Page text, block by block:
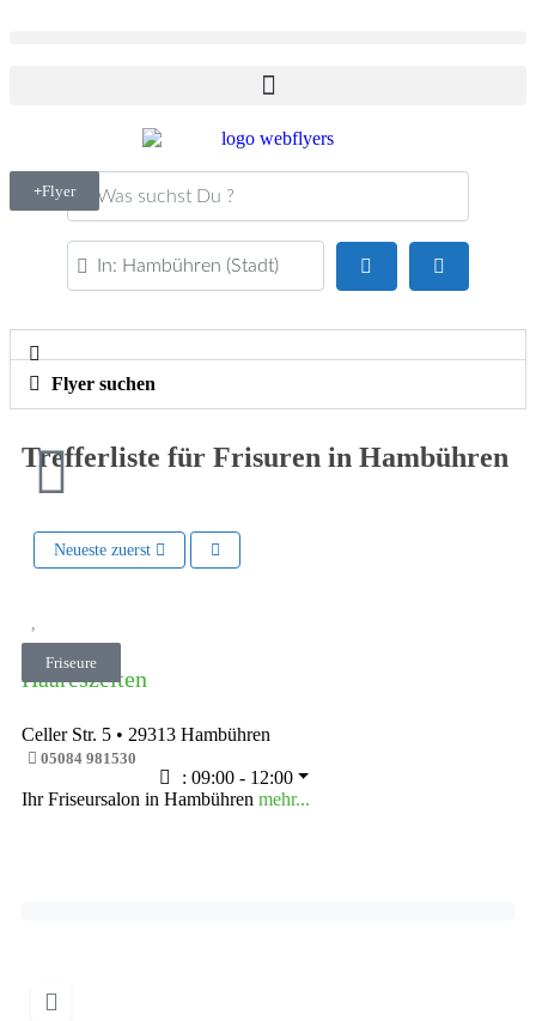
Flyer
PLZ oder Ort
Flyer suchen
Trefferliste für Frisuren in Hambühren
Neueste zuerst
Vorheriges
Friseure
Haareszeiten
Celler Str. 5 • 29313 Hambühren
05084 981530
: 09:00 - 12:00
Ihr Friseursalon in Hambühren mehr...